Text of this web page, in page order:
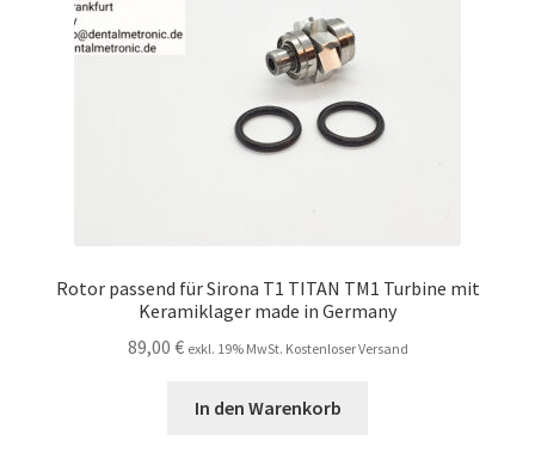
Rotor passend für Sirona T1 TITAN TM1 Turbine mit
Keramiklager made in Germany
89,00 € exkl. 19% MwSt. Kostenloser Versand
In den Warenkorb